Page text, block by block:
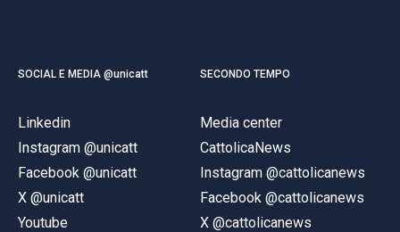
SOCIAL E MEDIA @unicatt
Linkedin
Instagram @unicatt
Facebook @unicatt
X @unicatt
Youtube
SECONDO TEMPO
Media center
CattolicaNews
Instagram @cattolicanews
Facebook @cattolicanews
X @cattolicanews